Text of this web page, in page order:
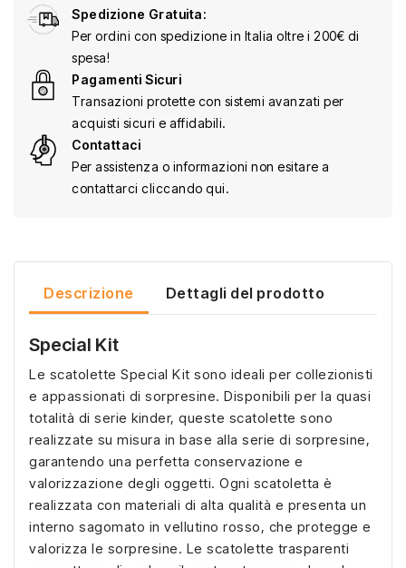
Spedizione Gratuita:
Per ordini con spedizione in Italia oltre i 200€ di
spesa!
Pagamenti Sicuri
Transazioni protette con sistemi avanzati per
acquisti sicuri e affidabili.
Contattaci
Per assistenza o informazioni non esitare a
contattarci cliccando qui.
Descrizione Dettagli del prodotto
Special Kit
Le scatolette Special Kit sono ideali per collezionisti
e appassionati di sorpresine. Disponibili per la quasi
totalità di serie kinder, queste scatolette sono
realizzate su misura in base alla serie di sorpresine,
garantendo una perfetta conservazione e
valorizzazione degli oggetti. Ogni scatoletta è
realizzata con materiali di alta qualità e presenta un
interno sagomato in vellutino rosso, che protegge e
valorizza le sorpresine. Le scatolette trasparenti